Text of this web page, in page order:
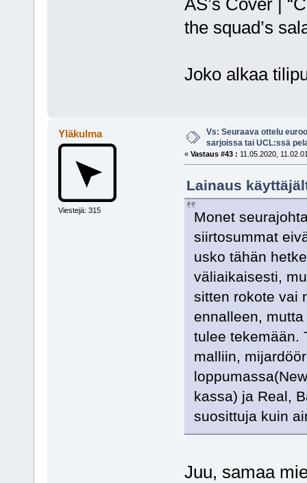
the squad’s
Joko alkaa
Yläkulma
Viestejä: 315
Vs: Seuraava ottelu
sarjoissa tai UCL:ssä
« Vastaus #43 : 11.05.2020,
Lainaus
Monet
siirtosummat
usko tähän
väliaikaisesti,
sitten rokote vai
ennalleen,
tulee tekemään.
malliin,
kassa) ja Real,
suosittuja kuin
Juu, samaa